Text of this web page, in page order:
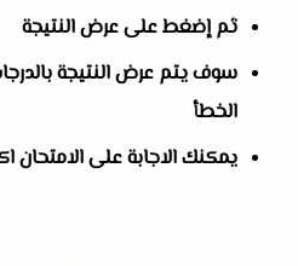
ثم إضغط على عرض النتيجة
سوف يتم عرض النتيجة
الخطأ
يمكنك الاجابة على الامتحان